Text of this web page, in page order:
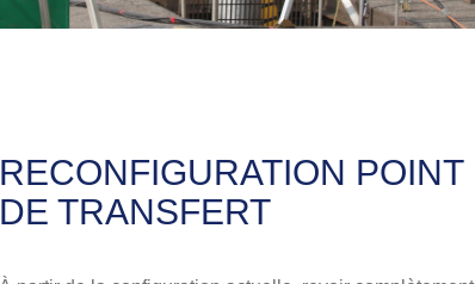
RECONFIGURATION POINT
DE TRANSFERT